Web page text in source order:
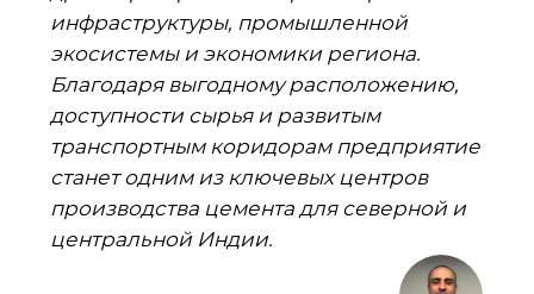
инфраструктуры, промышленной
экосистемы и экономики региона.
Благодаря выгодному расположению,
доступности сырья и развитым
транспортным коридорам предприятие
станет одним из ключевых центров
производства цемента для северной и
центральной Индии.